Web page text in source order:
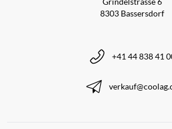
8303 Bassersdorf
+41 44 838 41